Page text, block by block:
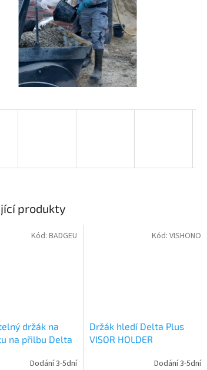
produkty
držák na
na přilbu Delta
Dodání 3-5dní
Kód: BADGEU
Držák hledí Delta Plus
VISOR HOLDER
Dodání 3-5dní
Kód: VISHONO